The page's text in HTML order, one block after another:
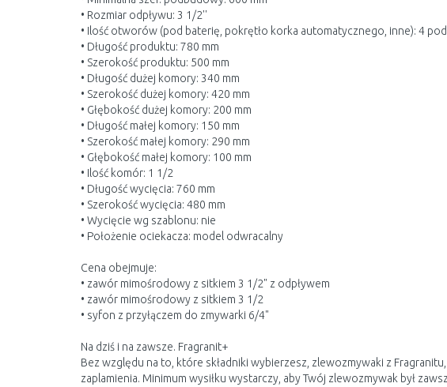
• Rozmiar odpływu: 3 1/2''
• Ilość otworów (pod baterię, pokrętło korka automatycznego, inne): 4
• Długość produktu: 780 mm
• Szerokość produktu: 500 mm
• Długość dużej komory: 340 mm
• Szerokość dużej komory: 420 mm
• Głębokość dużej komory: 200 mm
• Długość małej komory: 150 mm
• Szerokość małej komory: 290 mm
• Głębokość małej komory: 100 mm
• Ilość komór: 1 1/2
• Długość wycięcia: 760 mm
• Szerokość wycięcia: 480 mm
• Wycięcie wg szablonu: nie
• Położenie ociekacza: model odwracalny
Cena obejmuje:
• zawór mimośrodowy z sitkiem 3 1/2" z odpływem
• zawór mimośrodowy z sitkiem 3 1/2
• syfon z przyłączem do zmywarki 6/4"
Na dziś i na zawsze. Fragranit+
Bez względu na to, które składniki wybierzesz, zlewozmywaki z
zaplamienia. Minimum wysiłku wystarczy, aby Twój zlewozmywak był